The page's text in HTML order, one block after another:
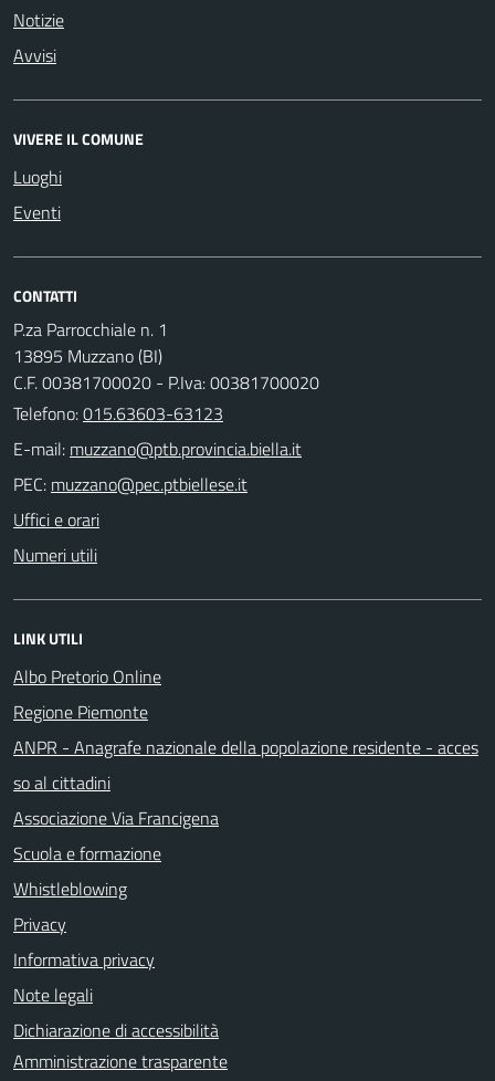
Notizie
Avvisi
VIVERE IL COMUNE
Luoghi
Eventi
CONTATTI
P.za Parrocchiale n. 1
13895 Muzzano (BI)
C.F. 00381700020 - P.Iva: 00381700020
Telefono:015.63603-63123
E-mail:
PEC:
Uffici e orari
Numeri utili
LINK UTILI
Albo Pretorio Online
Regione Piemonte
ANPR - Anagrafe nazionale della popolazione residente - acces
so al cittadini
Associazione Via Francigena
Scuola e formazione
Whistleblowing
Privacy
Informativa privacy
Note legali
Dichiarazione di accessibilità
Amministrazione trasparente